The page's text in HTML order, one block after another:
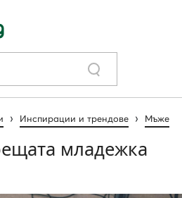
› Инспирации и трендове › Мъже
младежка